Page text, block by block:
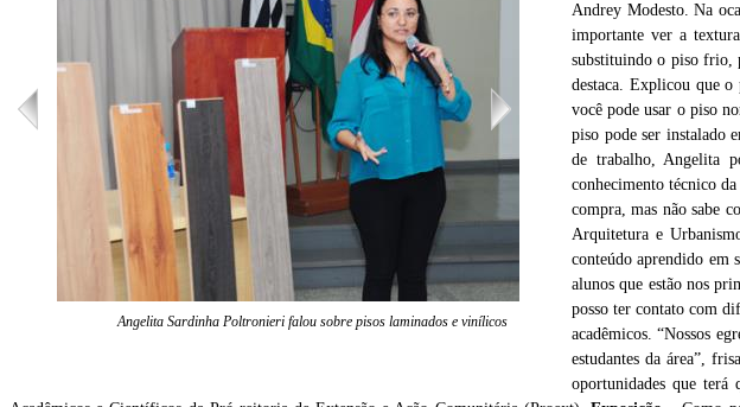
Angelita Sardinha Poltronieri falou sobre pisos laminados e vinílicos Exposição de
Andrey Modesto. Na
importante ver a
substituindo o piso frio,
destaca. Explicou que
você pode usar o piso
piso pode ser instalado
de trabalho, Angelita
conhecimento técnico
compra, mas não sabe
Arquitetura e
conteúdo aprendido em
alunos que estão nos
posso ter contato com
acadêmicos. “Nossos
estudantes da área”,
oportunidades que terá